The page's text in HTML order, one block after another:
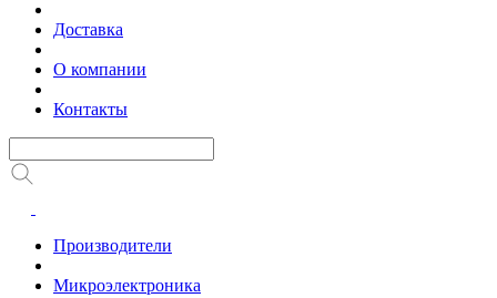
Доставка
О компании
Контакты
Производители
Микроэлектроника